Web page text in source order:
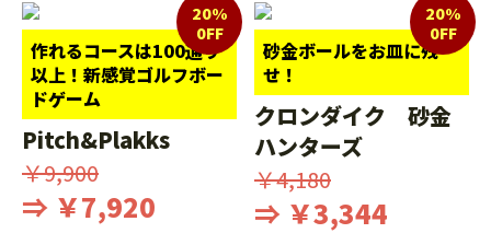
作れるコースは100通り
以上！新感覚ゴルフボー
ドゲーム
20%
0FF
Pitch&Plakks
￥9,900
⇒ ￥7,920
砂金ボールをお皿に残
せ！
20%
0FF
クロンダイク 砂金
ハンターズ
￥4,180
⇒ ￥3,344